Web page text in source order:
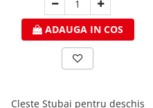
ADAUGA IN COS
Cleste Stubai pentru deschis